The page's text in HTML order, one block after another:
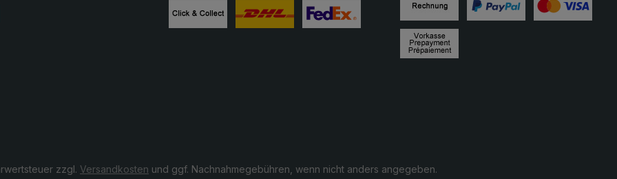
Benutzerdefiniertes Bild 3
Rechnung
zzgl. Versandkosten und ggf. Nachnahmegebühren, wenn nicht anders angegeben.